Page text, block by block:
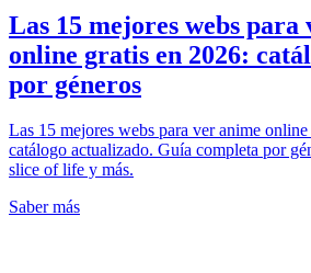
Las 15 mejores webs para
online gratis en 2026:
por géneros
Las 15 mejores webs para ver anime
catálogo actualizado. Guía completa por
slice of life y más.
Saber más